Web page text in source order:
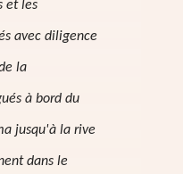
et les
avec diligence
la
à bord du
jusqu'à la rive
dans le